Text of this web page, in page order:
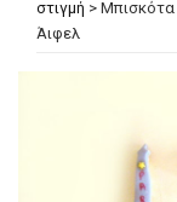
στιγμή > Μπισκότα
Άιφελ